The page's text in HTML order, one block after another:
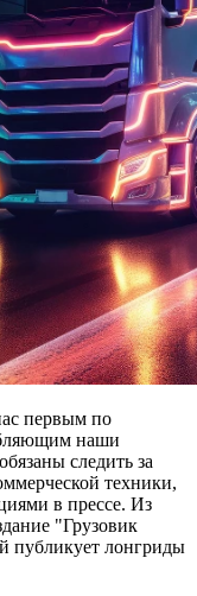
первым по
наши
следить за
техники,
в прессе. Из
"Грузовик
публикует лонгриды